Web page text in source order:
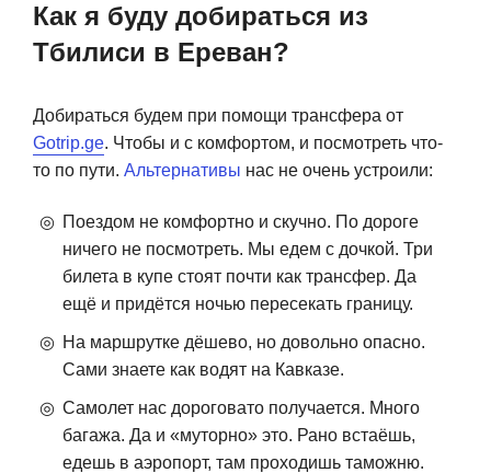
Как я буду добираться из
Тбилиси в Ереван?
Добираться будем при помощи трансфера от
Gotrip.ge. Чтобы и с комфортом, и посмотреть что-
то по пути. Альтернативы нас не очень устроили:
Поездом не комфортно и скучно. По дороге
ничего не посмотреть. Мы едем с дочкой. Три
билета в купе стоят почти как трансфер. Да
ещё и придётся ночью пересекать границу.
На маршрутке дёшево, но довольно опасно.
Сами знаете как водят на Кавказе.
Самолет нас дороговато получается. Много
багажа. Да и «муторно» это. Рано встаёшь,
едешь в аэропорт, там проходишь таможню.